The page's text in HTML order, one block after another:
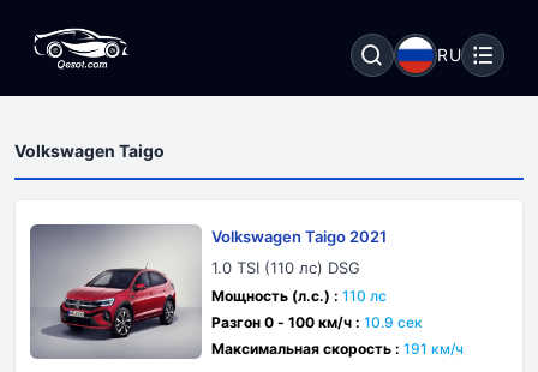
RU
Volkswagen Taigo
Volkswagen Taigo 2021
1.0 TSI (110 лс) DSG
Мощность (л.с.) : 110 лс
Разгон 0 - 100 км/ч : 10.9 сек
Максимальная скорость : 191 км/ч